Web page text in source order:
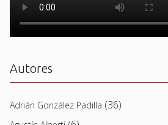
Autores
Adrián González Padilla (36)